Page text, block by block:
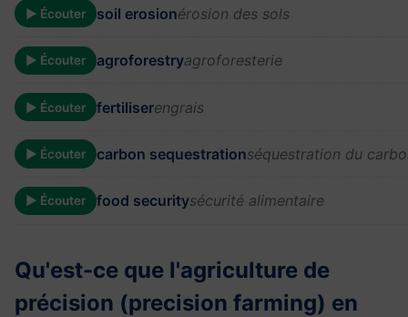
▶ Écouter soil erosionérosion des sols
▶ Écouter agroforestryagroforesterie
▶ Écouter fertiliserengrais
▶ Écouter carbon sequestrationséquestration du
▶ Écouter food securitysécurité alimentaire
Qu'est-ce que l'agriculture de
précision (precision farming) en